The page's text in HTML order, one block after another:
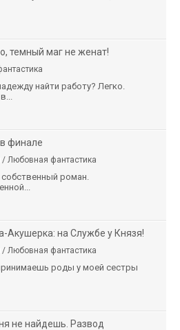
темный маг не женат!
найти работу? Легко.
финале
Любовная фантастика
роман.
Акушерка: на Службе у Князя!
Любовная фантастика
роды у моей сестры
не найдешь. Развод